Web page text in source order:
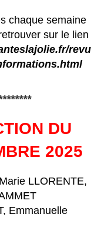
chaque semaine
sur le lien
revu
DU
2025
LLORENTE,
Emmanuelle